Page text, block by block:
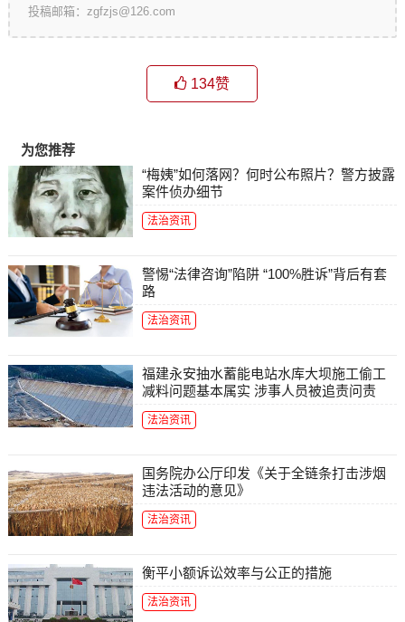
投稿邮箱：zgfzjs@126.com
134赞
为您推荐
“梅姨”如何落网？何时公布照片？警方披露
案件侦办细节
法治资讯
警惕“法律咨询”陷阱 “100%胜诉”背后有套
路
法治资讯
福建永安抽水蓄能电站水库大坝施工偷工
减料问题基本属实 涉事人员被追责问责
法治资讯
国务院办公厅印发《关于全链条打击涉烟
违法活动的意见》
法治资讯
衡平小额诉讼效率与公正的措施
法治资讯